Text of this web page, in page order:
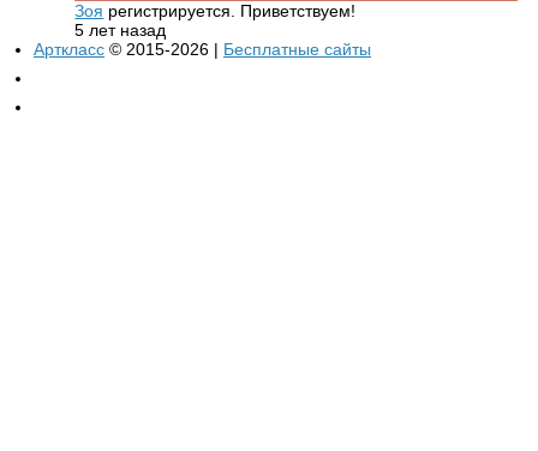
Зоя регистрируется. Приветствуем!
5 лет назад
Арткласс © 2015-2026 | Бесплатные сайты